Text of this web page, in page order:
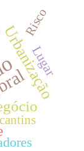
Urbanização
Lugar
Risco